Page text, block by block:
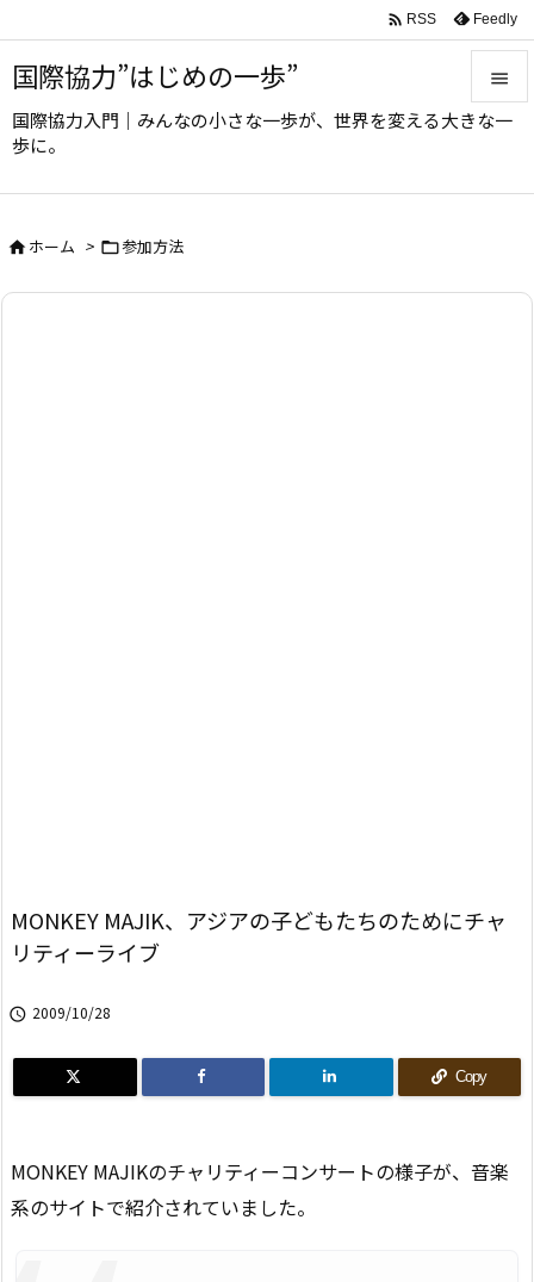
国際協力”はじめの一歩”
国際協力入門｜みんなの小さな一歩が、世界を変える大きな一
歩に。



 RSS Feedly
ホーム > 参加方法
MONKEY MAJIK、アジアの子どもたちのためにチャ
リティーライブ
 2009/10/28
Copy
MONKEY MAJIKのチャリティーコンサートの様子が、音楽
系のサイトで紹介されていました。